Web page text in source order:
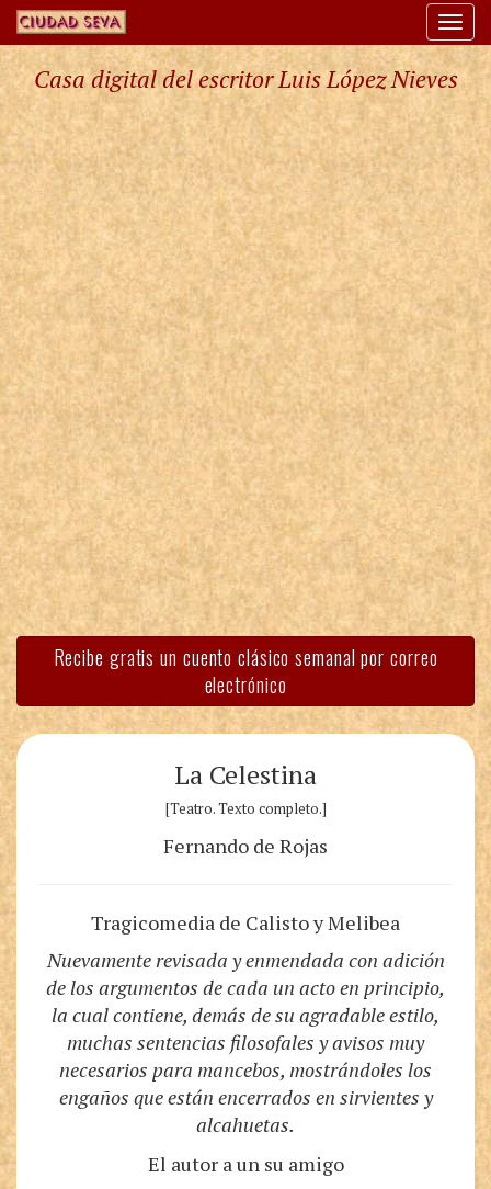
Casa digital del escritor Luis López Nieves
Recibe gratis un cuento clásico semanal por correo
electrónico
La Celestina
[Teatro. Texto completo.]
Fernando de Rojas
Tragicomedia de Calisto y Melibea
Nuevamente revisada y enmendada con adición
de los argumentos de cada un acto en principio,
la cual contiene, demás de su agradable estilo,
muchas sentencias filosofales y avisos muy
necesarios para mancebos, mostrándoles los
engaños que están encerrados en sirvientes y
alcahuetas.
El autor a un su amigo